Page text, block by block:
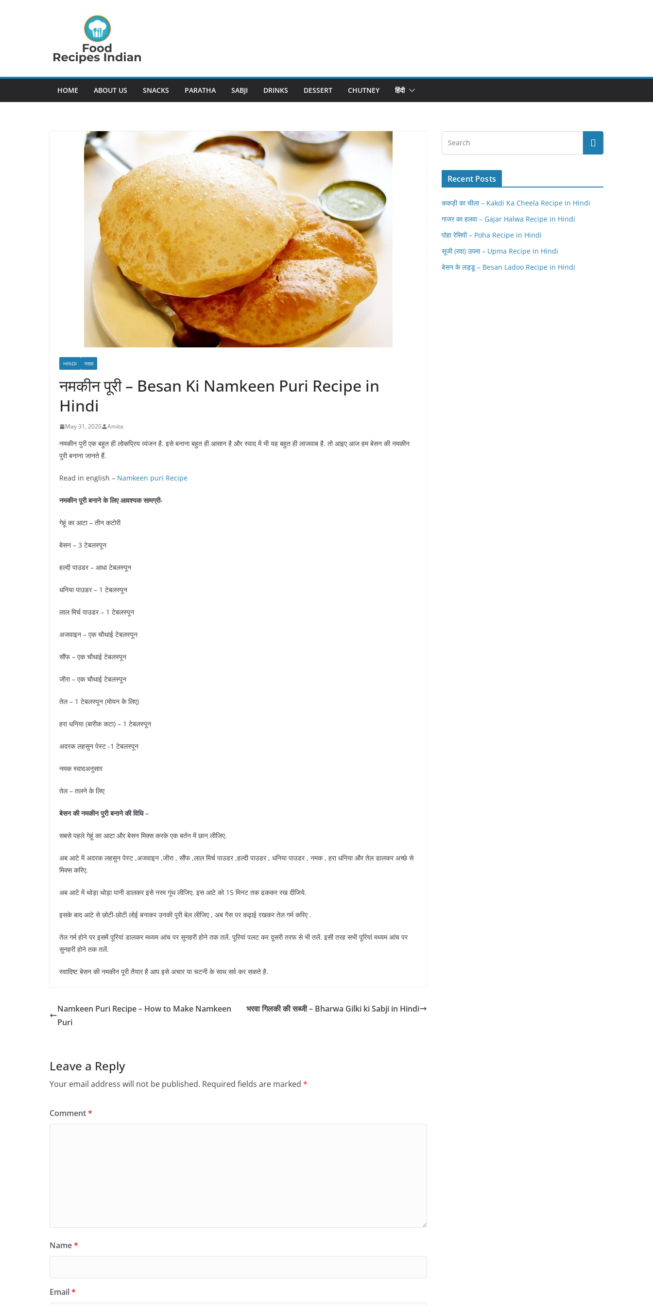
HOME ABOUT US SNACKS PARATHA SABJI DRINKS DESSERT CHUTNEY हिंदी
HINDI पराठा
नमकीन पूरी – Besan Ki Namkeen Puri Recipe in
Hindi
May 31, 2020 Amita
नमकीन पुरी एक बहुत ही लोकप्रिय व्यंजन है. इसे बनाना बहुत ही आसान है और स्वाद में भी यह बहुत ही लाजवाब है. तो आइए आज हम बेसन की नमकीन
पुरी बनाना जानते हैं.
Read in english – Namkeen puri Recipe
नमकीन पूरी बनाने के लिए आवश्यक सामग्री-
गेहूं का आटा – तीन कटोरी
बेसन – 3 टेबलस्पून
हल्दी पाउडर – आधा टेबलस्पून
धनिया पाउडर – 1 टेबलस्पून
लाल मिर्च पाउडर – 1 टेबलस्पून
अजवाइन – एक चौथाई टेबलस्पून
सौंफ – एक चौथाई टेबलस्पून
जीरा – एक चौथाई टेबलस्पून
तेल – 1 टेबलस्पून (मोयन के लिए)
हरा धनिया (बारीक कटा) – 1 टेबलस्पून
अदरक लहसुन पेस्ट -1 टेबलस्पून
नमक स्वादअनुसार
तेल – तलने के लिए
बेसन की नमकीन पुरी बनाने की विधि –
सबसे पहले गेहूं का आटा और बेसन मिक्स करके एक बर्तन में छान लीजिए.
अब आटे में अदरक लहसुन पेस्ट ,अजवाइन ,जीरा , सौंफ ,लाल मिर्च पाउडर ,हल्दी पाउडर , धनिया पाउडर , नमक , हरा धनिया और तेल डालकर अच्छे से
मिक्स करिए.
अब आटे में थोड़ा थोड़ा पानी डालकर इसे नरम गूंथ लीजिए. इस आटे को 15 मिनट तक ढककर रख दीजिये.
इसके बाद आटे से छोटी-छोटी लोई बनाकर उनकी पूरी बेल लीजिए , अब गैस पर कढ़ाई रखकर तेल गर्म करिए .
तेल गर्म होने पर इसमें पूरियां डालकर मध्यम आंच पर सुनहरी होने तक तलें. पूरियां पलट कर दूसरी तरफ से भी तलें. इसी तरह सभी पूरियां मध्यम आंच पर
सुनहरी होने तक तलें.
स्वादिष्ट बेसन की नमकीन पूरी तैयार है आप इसे अचार या चटनी के साथ सर्व कर सकते है.
Namkeen Puri Recipe – How to Make Namkeen
Puri
भरवा गिलकी की सब्जी – Bharwa Gilki ki Sabji in Hindi
Leave a Reply
Your email address will not be published. Required fields are marked *
Comment*
Name*
Email*
Recent Posts
ककड़ी का चीला – Kakdi Ka Cheela Recipe in Hindi
गाजर का हलवा – Gajar Halwa Recipe in Hindi
पोहा रेसिपी – Poha Recipe in Hindi
सूजी (रवा) उपमा – Upma Recipe in Hindi
बेसन के लड्डू – Besan Ladoo Recipe in Hindi